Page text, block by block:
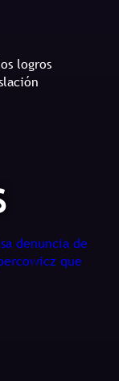
logros